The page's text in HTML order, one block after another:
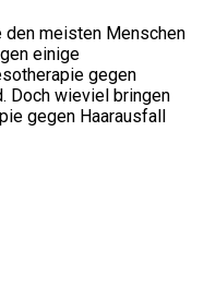
den meisten Menschen
einige
gegen
Doch wieviel bringen
gegen Haarausfall